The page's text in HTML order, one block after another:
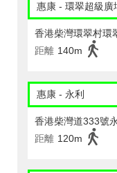
惠康 - 環翠超級廣
香港柴灣環翠村環
距離 140m
惠康 - 永利
香港柴灣道333號
距離 120m